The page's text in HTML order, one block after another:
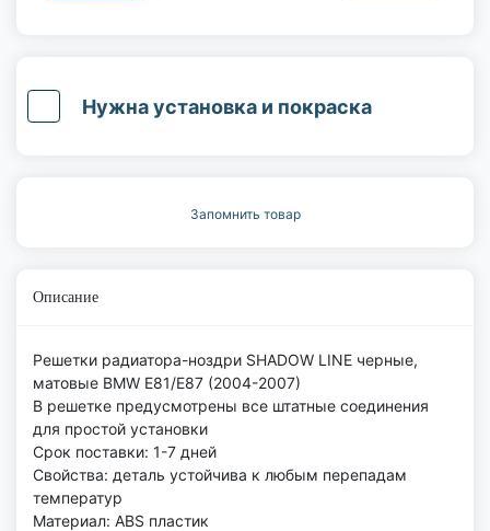
Нужна установка и покраска
Запомнить товар
Описание
Решетки радиатора-ноздри SHADOW LINE черные,
матовые BMW E81/E87 (2004-2007)
В решетке предусмотрены все штатные соединения
для простой установки
Срок поставки: 1-7 дней
Свойства: деталь устойчива к любым перепадам
температур
Материал: ABS пластик